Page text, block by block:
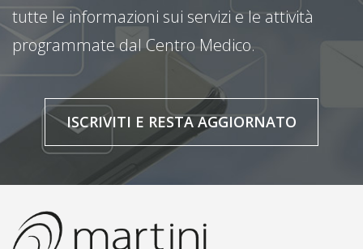
tutte le informazioni sui servizi e le attività
programmate dal Centro Medico.
ISCRIVITI E RESTA AGGIORNATO